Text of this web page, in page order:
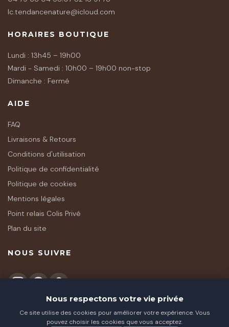
lc.tendancenature@icloud.com
HORAIRES BOUTIQUE
Lundi : 13h45 – 19h00
Mardi - Samedi : 10h00 – 19h00 non-stop
Dimanche : Fermé
AIDE
FAQ
Livraisons & Retours
Conditions d'utilisation
Politique de confidentialité
Politique de cookies
Mentions légales
Point relais Colis Privé
Plan du site
NOUS SUIVRE
Nous respectons votre vie privée
Ce site utilise des cookies pour améliorer votre expérience. Vous
pouvez choisir les cookies que vous acceptez.